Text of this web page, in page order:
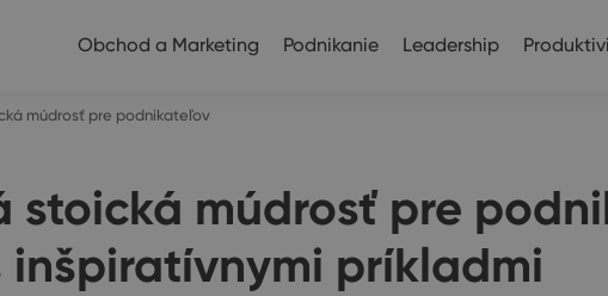
Obchod a Marketing Podnikanie Leadership
múdrosť pre podnikateľov
stoická múdrosť pre
inšpiratívnymi príkladmi